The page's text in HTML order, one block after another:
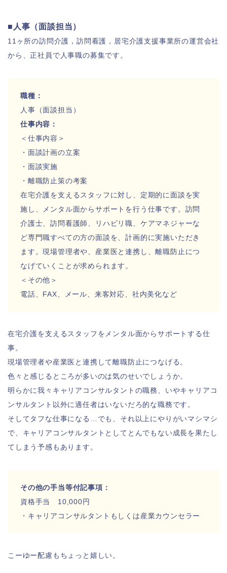
■人事（面談担当）
11ヶ所の訪問介護，訪問看護，居宅介護支援事業所の運営会社
から、正社員で人事職の募集です。
職種：
人事（面談担当）
仕事内容：
＜仕事内容＞
・面談計画の立案
・面談実施
・離職防止策の考案
在宅介護を支えるスタッフに対し、定期的に面談を実
施し、メンタル面からサポートを行う仕事です。訪問
介護士、訪問看護師、リハビリ職、ケアマネジャーな
ど専門職すべての方の面談を、計画的に実施いただき
ます。現場管理者や、産業医と連携し
、離職防止につ
なげていくことが求められます。
＜その他＞
電話、FAX、メール、来客対応、社内美化など
在宅介護を支えるスタッフをメンタル面からサポートする仕
事。
現場管理者や産業医と連携して離職防止につなげる。
色々と感じるところが多いのは気のせいでしょうか。
明らかに我々キャリアコンサルタントの職務、いやキャリアコ
ンサルタント以外に適任者はいないだろ的な職務です。
そしてタフな仕事になる…でも、それ以上にやりがいマシマシ
で、キャリアコンサルタントとしてとんでもない成長を果たし
てしまう予感もあります。
その他の手当等付記事項：
資格手当 10,000円
・キャリアコンサルタントもしくは産業カウンセラー
こーゆー配慮もちょっと嬉しい。